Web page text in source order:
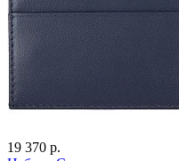
19 370 р.